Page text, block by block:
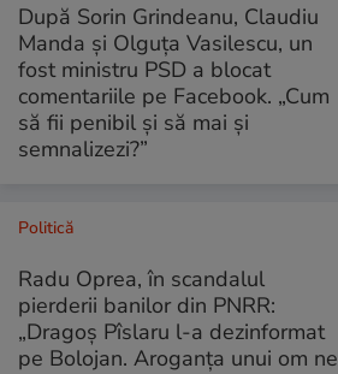
După Sorin Grindeanu, Claudiu
Manda și Olguța Vasilescu, un
fost ministru PSD a blocat
comentariile pe Facebook. „Cum
să fii penibil și să mai și
semnalizezi?”
Politică
Radu Oprea, în scandalul
pierderii banilor din PNRR:
„Dragoș Pîslaru l-a dezinformat
pe Bolojan. Aroganța unui om ne